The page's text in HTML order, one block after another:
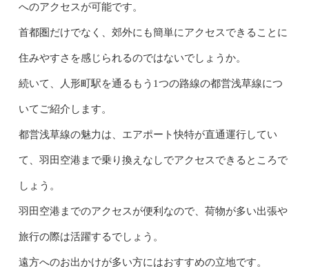
へのアクセスが可能です。
首都圏だけでなく、郊外にも簡単にアクセスできることに
住みやすさを感じられるのではないでしょうか。
続いて、人形町駅を通るもう1つの路線の都営浅草線につ
いてご紹介します。
都営浅草線の魅力は、エアポート快特が直通運行してい
て、羽田空港まで乗り換えなしでアクセスできるところで
しょう。
羽田空港までのアクセスが便利なので、荷物が多い出張や
旅行の際は活躍するでしょう。
遠方へのお出かけが多い方にはおすすめの立地です。